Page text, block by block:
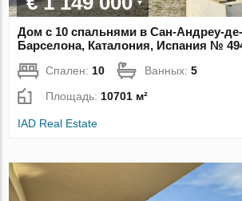
Дом с 10 спальнями в Сан-Андреу-
Барселона, Каталония, Испания №
Спален: 10 Ванных:5
Площадь: 10701 м²
IAD Real Estate